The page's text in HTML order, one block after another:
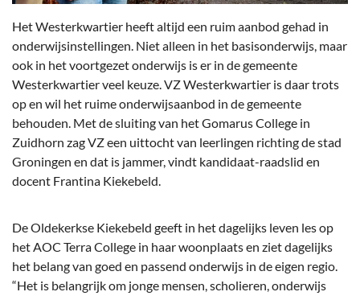
Het Westerkwartier heeft altijd een ruim aanbod gehad in
onderwijsinstellingen. Niet alleen in het basisonderwijs, maar
ook in het voortgezet onderwijs is er in de gemeente
Westerkwartier veel keuze. VZ Westerkwartier is daar trots
op en wil het ruime onderwijsaanbod in de gemeente
behouden. Met de sluiting van het Gomarus College in
Zuidhorn zag VZ een uittocht van leerlingen richting de stad
Groningen en dat is jammer, vindt kandidaat-raadslid en
docent Frantina Kiekebeld.
De Oldekerkse Kiekebeld geeft in het dagelijks leven les op
het AOC Terra College in haar woonplaats en ziet dagelijks
het belang van goed en passend onderwijs in de eigen regio.
“Het is belangrijk om jonge mensen, scholieren, onderwijs